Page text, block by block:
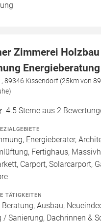
Zimmerei Holzbau
Energieberatung
89346 Kissendorf (25km von
4.5 Sterne aus 2
Energieberater,
Fertighaus,
Carport, Solarcarport,
TÄTIGKEITEN
Beratung, Ausbau,
/ Sanierung, Dachrinnen &